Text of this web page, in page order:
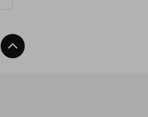
Back To Top